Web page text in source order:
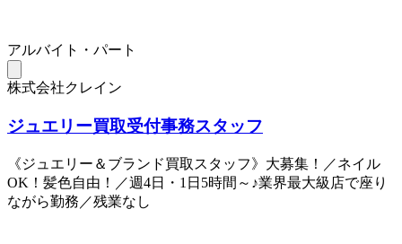
アルバイト・パート
株式会社クレイン
ジュエリー買取受付事務スタッフ
《ジュエリー＆ブランド買取スタッフ》大募集！／ネイル
OK！髪色自由！／週4日・1日5時間～♪業界最大級店で座り
ながら勤務／残業なし